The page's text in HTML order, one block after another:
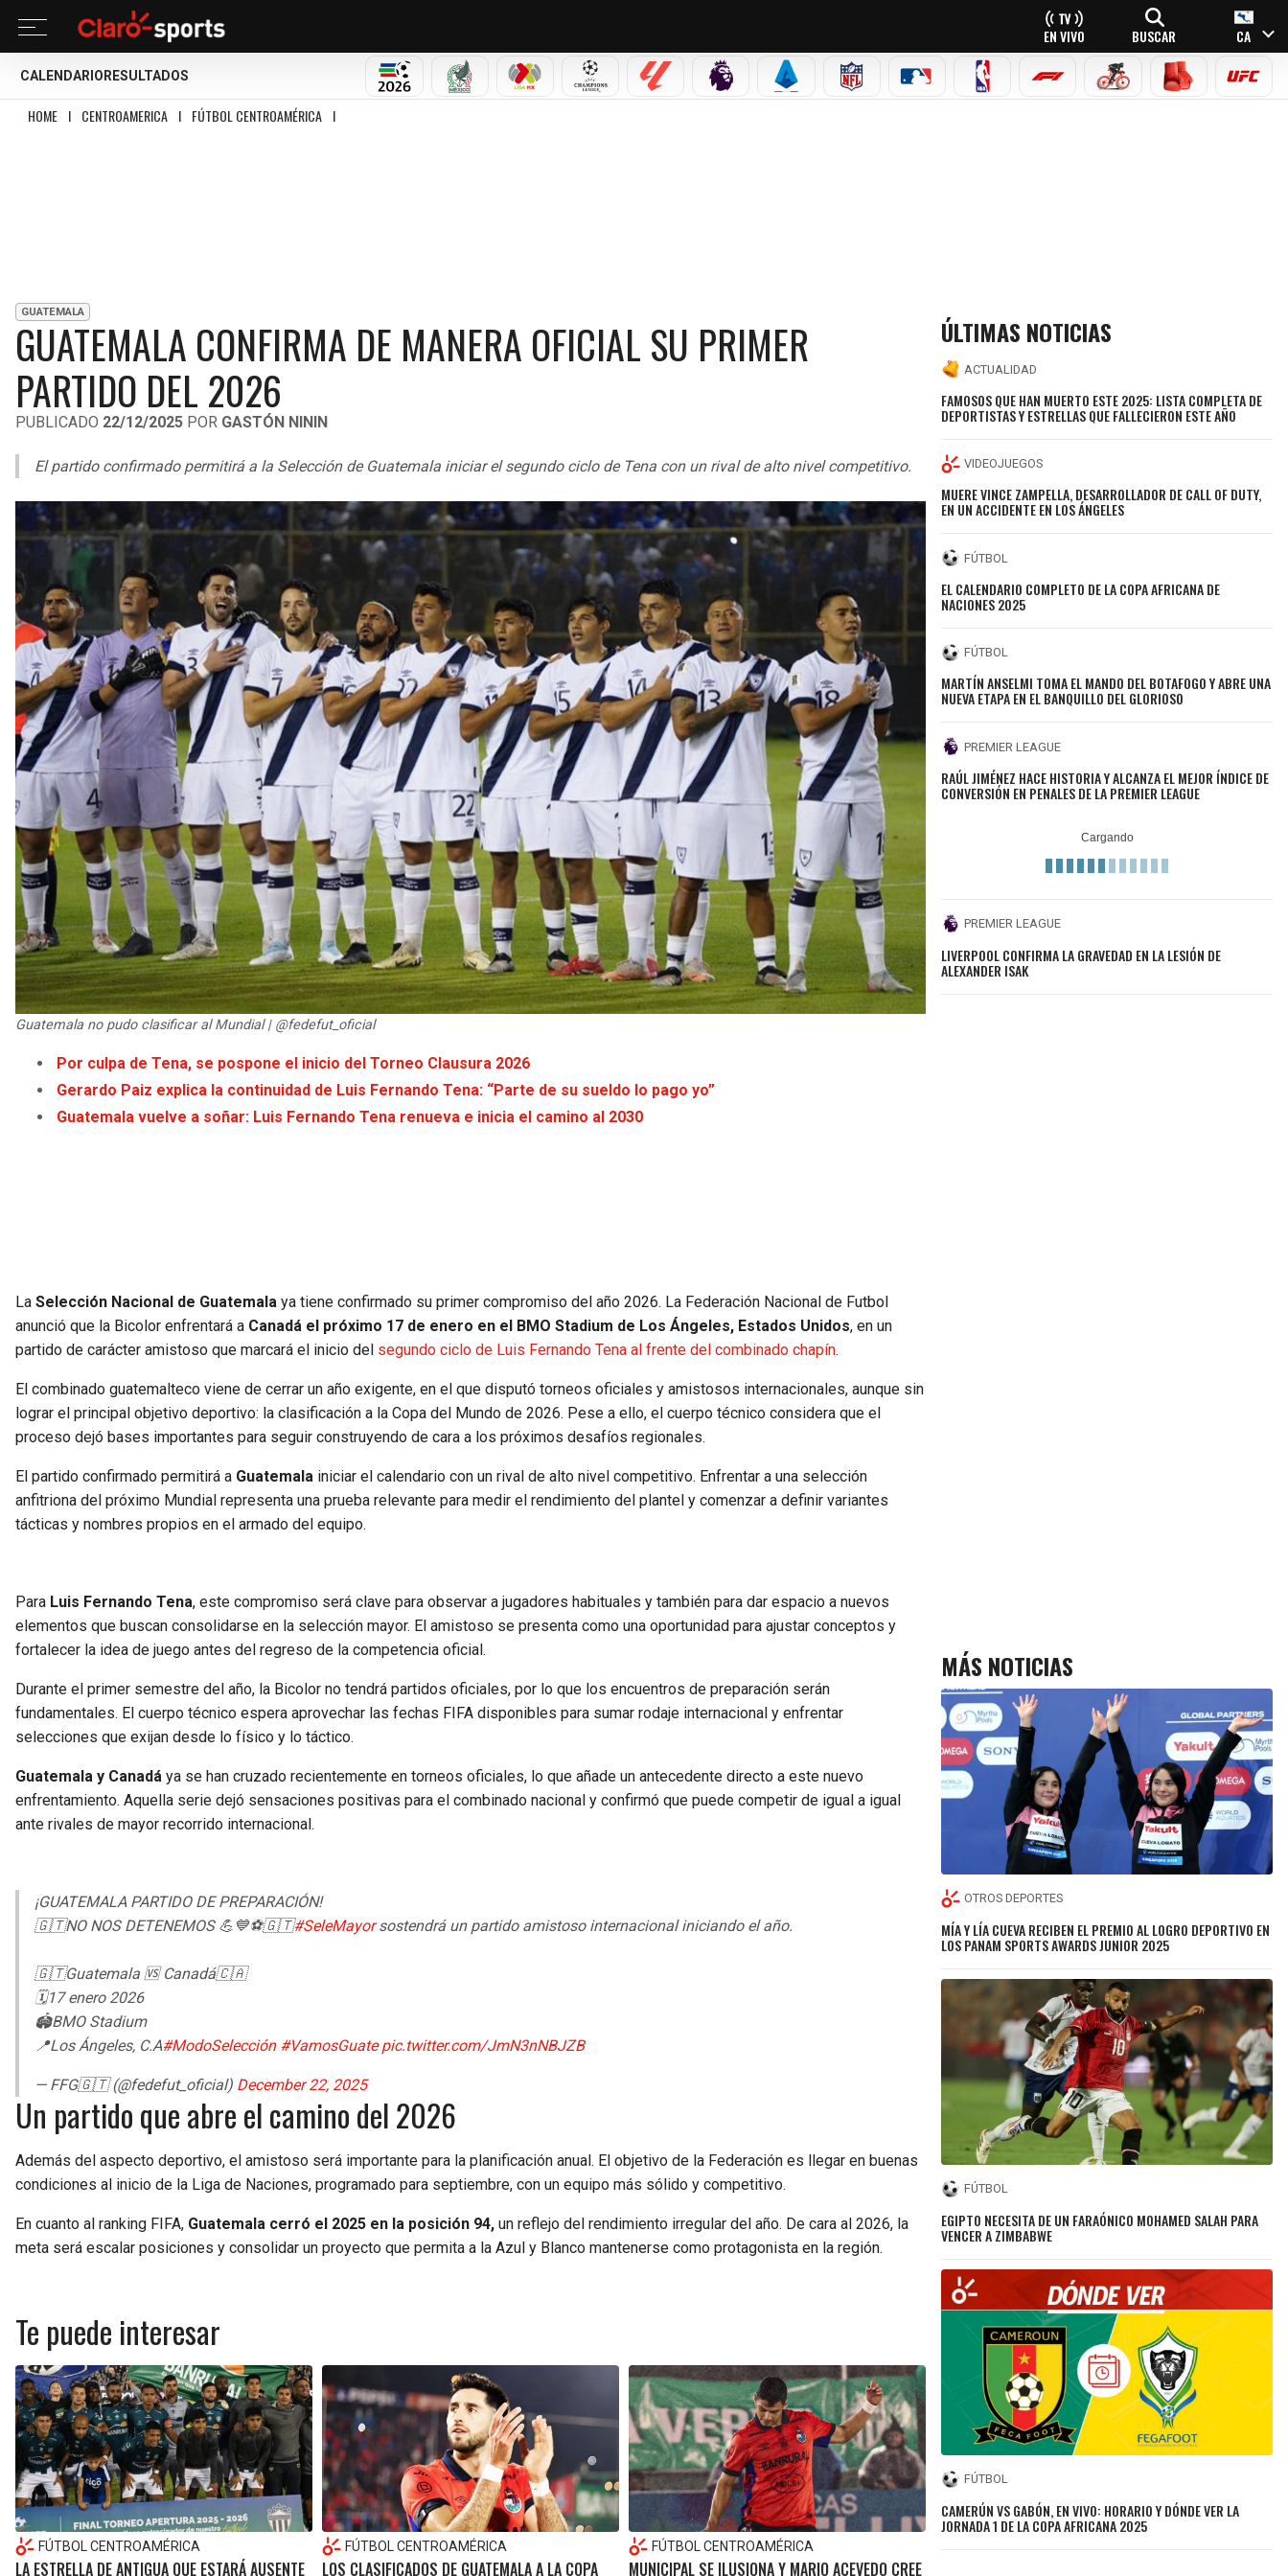
EN VIVO BUSCAR CA
CALENDARIO RESULTADOS
MUNDIAL 2026SELECCIÓN MEXICANA
LIGA MX CHAMPIONS LEAGUE
LALIGA PREMIER LEAGUE
SERIE A NFL MLB NBA FÓRMULA 1CICLISMOBOXEO UFC
HOME I CENTROAMERICA I FÚTBOL CENTROAMÉRICA I
GUATEMALA
GUATEMALA CONFIRMA DE MANERA OFICIAL SU PRIMER
PARTIDO DEL 2026
PUBLICADO 22/12/2025 POR GASTÓN NININ
El partido confirmado permitirá a la Selección de Guatemala iniciar el segundo ciclo de Tena con un rival de alto nivel competitivo.
Guatemala no pudo clasificar al Mundial | @fedefut_oficial
Por culpa de Tena, se pospone el inicio del Torneo Clausura 2026
Gerardo Paiz explica la continuidad de Luis Fernando Tena: “Parte de su sueldo lo pago yo”
Guatemala vuelve a soñar: Luis Fernando Tena renueva e inicia el camino al 2030
La Selección Nacional de Guatemala ya tiene confirmado su primer compromiso del año 2026. La Federación Nacional de Futbol
anunció que la Bicolor enfrentará a Canadá el próximo 17 de enero en el BMO Stadium de Los Ángeles, Estados Unidos, en un
partido de carácter amistoso que marcará el inicio del segundo ciclo de Luis Fernando Tena al frente del combinado chapín.
El combinado guatemalteco viene de cerrar un año exigente, en el que disputó torneos oficiales y amistosos internacionales, aunque sin
lograr el principal objetivo deportivo: la clasificación a la Copa del Mundo de 2026. Pese a ello, el cuerpo técnico considera que el
proceso dejó bases importantes para seguir construyendo de cara a los próximos desafíos regionales.
El partido confirmado permitirá a Guatemala iniciar el calendario con un rival de alto nivel competitivo. Enfrentar a una selección
anfitriona del próximo Mundial representa una prueba relevante para medir el rendimiento del plantel y comenzar a definir variantes
tácticas y nombres propios en el armado del equipo.
Para Luis Fernando Tena, este compromiso será clave para observar a jugadores habituales y también para dar espacio a nuevos
elementos que buscan consolidarse en la selección mayor. El amistoso se presenta como una oportunidad para ajustar conceptos y
fortalecer la idea de juego antes del regreso de la competencia oficial.
Durante el primer semestre del año, la Bicolor no tendrá partidos oficiales, por lo que los encuentros de preparación serán
fundamentales. El cuerpo técnico espera aprovechar las fechas FIFA disponibles para sumar rodaje internacional y enfrentar
selecciones que exijan desde lo físico y lo táctico.
Guatemala y Canadá ya se han cruzado recientemente en torneos oficiales, lo que añade un antecedente directo a este nuevo
enfrentamiento. Aquella serie dejó sensaciones positivas para el combinado nacional y confirmó que puede competir de igual a igual
ante rivales de mayor recorrido internacional.
¡GUATEMALA PARTIDO DE PREPARACIÓN!
🇬🇹NO NOS DETENEMOS 💪💙⚽️🇬🇹#SeleMayorsostendrá un partido amistoso internacional iniciando el año.
🇬🇹Guatemala 🆚 Canadá🇨🇦
🗓17 enero 2026
🏟️BMO Stadium
📍Los Ángeles, C.A#ModoSelección #VamosGuate pic.twitter.com/JmN3nNBJZB
— FFG🇬🇹 (@fedefut_oficial) December 22, 2025
Un partido que abre el camino del 2026
Además del aspecto deportivo, el amistoso será importante para la planificación anual. El objetivo de la Federación es llegar en buenas
condiciones al inicio de la Liga de Naciones, programado para septiembre, con un equipo más sólido y competitivo.
En cuanto al ranking FIFA, Guatemala cerró el 2025 en la posición 94, un reflejo del rendimiento irregular del año. De cara al 2026, la
meta será escalar posiciones y consolidar un proyecto que permita a la Azul y Blanco mantenerse como protagonista en la región.
Te puede interesar
FÚTBOL CENTROAMÉRICA
LA ESTRELLA DE ANTIGUA QUE ESTARÁ AUSENTE
FÚTBOL CENTROAMÉRICA
LOS CLASIFICADOS DE GUATEMALA A LA COPA
FÚTBOL CENTROAMÉRICA
MUNICIPAL SE ILUSIONA Y MARIO ACEVEDO CREE
ÚLTIMAS NOTICIAS
ACTUALIDAD
FAMOSOS QUE HAN MUERTO ESTE 2025: LISTA COMPLETA DE
DEPORTISTAS Y ESTRELLAS QUE FALLECIERON ESTE AÑO
VIDEOJUEGOS
MUERE VINCE ZAMPELLA, DESARROLLADOR DE CALL OF DUTY,
EN UN ACCIDENTE EN LOS ÁNGELES
FÚTBOL
EL CALENDARIO COMPLETO DE LA COPA AFRICANA DE
NACIONES 2025
FÚTBOL
MARTÍN ANSELMI TOMA EL MANDO DEL BOTAFOGO Y ABRE UNA
NUEVA ETAPA EN EL BANQUILLO DEL GLORIOSO
PREMIER LEAGUE
RAÚL JIMÉNEZ HACE HISTORIA Y ALCANZA EL MEJOR ÍNDICE DE
CONVERSIÓN EN PENALES DE LA PREMIER LEAGUE
PREMIER LEAGUE
LIVERPOOL CONFIRMA LA GRAVEDAD EN LA LESIÓN DE
ALEXANDER ISAK
MÁS NOTICIAS
OTROS DEPORTES
MÍA Y LÍA CUEVA RECIBEN EL PREMIO AL LOGRO DEPORTIVO EN
LOS PANAM SPORTS AWARDS JUNIOR 2025
FÚTBOL
EGIPTO NECESITA DE UN FARAÓNICO MOHAMED SALAH PARA
VENCER A ZIMBABWE
FÚTBOL
CAMERÚN VS GABÓN, EN VIVO: HORARIO Y DÓNDE VER LA
JORNADA 1 DE LA COPA AFRICANA 2025